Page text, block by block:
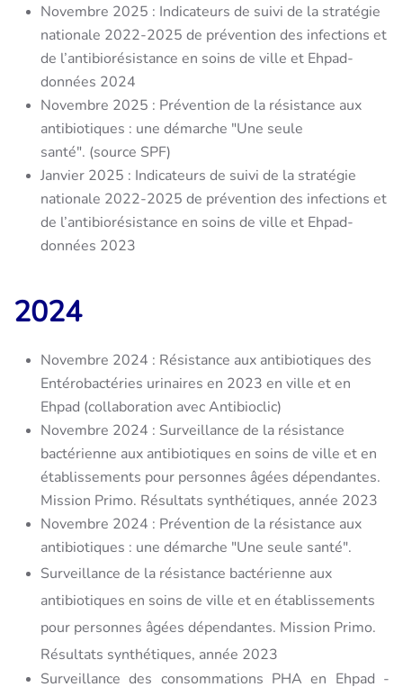
Novembre 2025 : Indicateurs de suivi de la stratégie
nationale 2022-2025 de prévention des infections et
de l’antibiorésistance en soins de ville et Ehpad-
données 2024
Novembre 2025 : Prévention de la résistance aux
antibiotiques : une démarche "Une seule
santé". (source SPF)
Janvier 2025 : Indicateurs de suivi de la stratégie
nationale 2022-2025 de prévention des infections et
de l’antibiorésistance en soins de ville et Ehpad-
données 2023
2024
Novembre 2024 : Résistance aux antibiotiques des
Entérobactéries urinaires en 2023 en ville et en
Ehpad (collaboration avec Antibioclic)
Novembre 2024 : Surveillance de la résistance
bactérienne aux antibiotiques en soins de ville et en
établissements pour personnes âgées dépendantes.
Mission Primo. Résultats synthétiques, année 2023
Novembre 2024 : Prévention de la résistance aux
antibiotiques : une démarche "Une seule santé".
Surveillance de la résistance bactérienne aux
antibiotiques en soins de ville et en établissements
pour personnes âgées dépendantes. Mission Primo.
Résultats synthétiques, année 2023
Surveillance des consommations PHA en Ehpad -